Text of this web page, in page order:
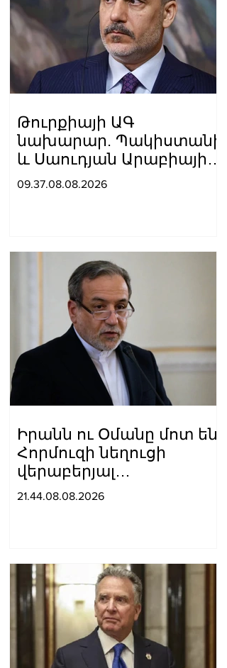
Թուրքիայի ԱԳ
նախարար. Պակիստանի
և Սաուդյան Արաբիայի
հետ պաշտպանական
09.37.08.08.2026
Իրանն ու Օմանը մոտ են
Հորմուզի նեղուցի
վերաբերյալ
համաձայնության
21.44.08.08.2026